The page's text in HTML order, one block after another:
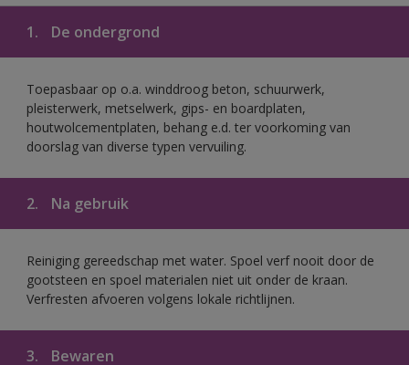
1. De ondergrond
Toepasbaar op o.a. winddroog beton, schuurwerk,
pleisterwerk, metselwerk, gips- en boardplaten,
houtwolcementplaten, behang e.d. ter voorkoming van
doorslag van diverse typen vervuiling.
2. Na gebruik
Reiniging gereedschap met water. Spoel verf nooit door de
gootsteen en spoel materialen niet uit onder de kraan.
Verfresten afvoeren volgens lokale richtlijnen.
3. Bewaren